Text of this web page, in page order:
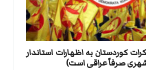
کوردستان به اظهارات استاندار
صرفاً عراقی است)